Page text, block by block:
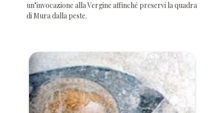
un’invocazione alla Vergine affinché preservi la quadra
di Mura dalla peste.